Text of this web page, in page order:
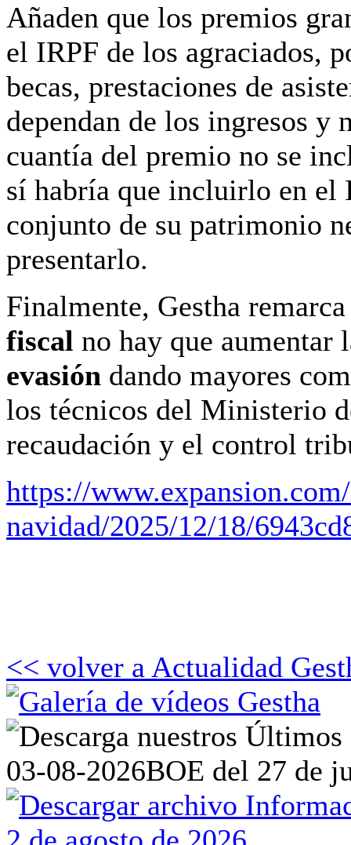
Añaden que los premios
el IRPF de los agraciados,
becas, prestaciones de
dependan de los ingresos
cuantía del premio no se
sí habría que incluirlo en el
conjunto de su patrimonio
presentarlo.
Finalmente, Gestha
fiscal no hay que aumentar
evasión dando mayores
los técnicos del Ministerio
recaudación y el control
https://
navidad/2025/12/18/
<< volver a Actualidad
03-08-2026BOE del 27 de